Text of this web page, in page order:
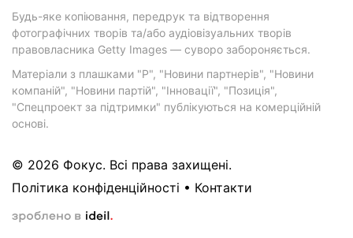
Будь-яке копіювання, передрук та відтворення
фотографічних творів та/або аудіовізуальних творів
правовласника Getty Images — суворо забороняється.
Матеріали з плашками "Р", "Новини партнерів", "Новини
компаній", "Новини партій", "Інновації", "Позиція",
"Спецпроект за підтримки" публікуються на комерційній
основі.
© 2026 Фокус. Всі права захищені.
Політика конфіденційності • Контакти